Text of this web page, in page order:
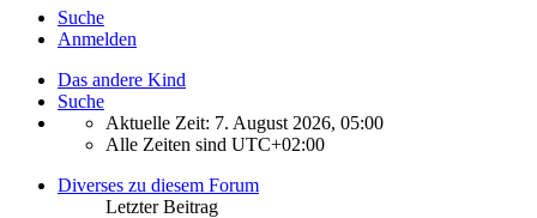
Suche
Anmelden
Das andere Kind
Suche
Aktuelle Zeit: 7. August 2026, 05:00
Alle Zeiten sind UTC+02:00
Diverses zu diesem Forum
Letzter Beitrag